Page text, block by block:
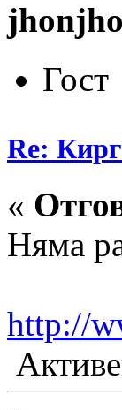
Гост
Re:
«
Няма
http://